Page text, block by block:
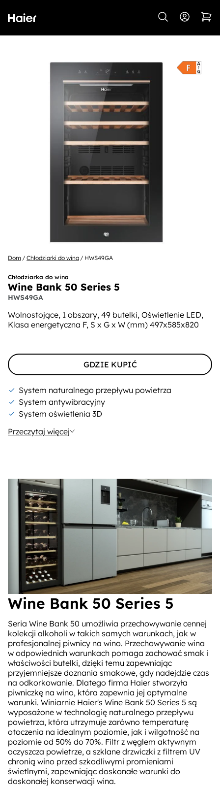
Dom Chłodziarki do wina HWS49GA
Chłodziarka do wina
Wine Bank 50 Series 5
HWS49GA
Wolnostojące, 1 obszary, 49 butelki, Oświetlenie LED,
Klasa energetyczna F, S x G x W (mm) 497x585x820
GDZIE KUPIĆ
System naturalnego przepływu powietrza
System antywibracyjny
System oświetlenia 3D
Przeczytaj więcej
Wine Bank 50 Series 5
Seria Wine Bank 50 umożliwia przechowywanie cennej
kolekcji alkoholi w takich samych warunkach, jak w
profesjonalnej piwnicy na wino. Przechowywanie wina
w odpowiednich warunkach pomaga zachować smak i
właściwości butelki, dzięki temu zapewniając
przyjemniejsze doznania smakowe, gdy nadejdzie czas
na odkorkowanie. Dlatego firma Haier stworzyła
piwniczkę na wino, która zapewnia jej optymalne
warunki. Winiarnie Haier's Wine Bank 50 Series 5 są
wyposażone w technologię naturalnego przepływu
powietrza, która utrzymuje zarówno temperaturę
otoczenia na idealnym poziomie, jak i wilgotność na
poziomie od 50% do 70%. Filtr z węglem aktywnym
oczyszcza powietrze, a szklane drzwiczki z filtrem UV
chronią wino przed szkodliwymi promieniami
świetlnymi, zapewniając doskonałe warunki do
doskonałej konserwacji wina.